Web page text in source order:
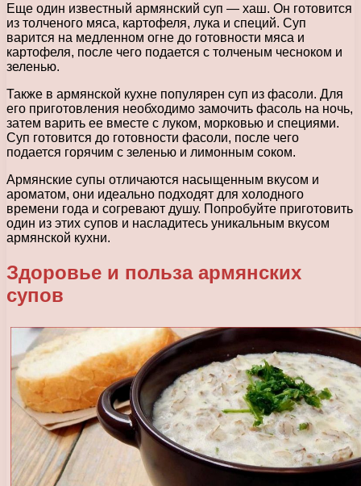
Еще один известный армянский суп — хаш. Он готовится
из толченого мяса, картофеля, лука и специй. Суп
варится на медленном огне до готовности мяса и
картофеля, после чего подается с толченым чесноком и
зеленью.
Также в армянской кухне популярен суп из фасоли. Для
его приготовления необходимо замочить фасоль на ночь,
затем варить ее вместе с луком, морковью и специями.
Суп готовится до готовности фасоли, после чего
подается горячим с зеленью и лимонным соком.
Армянские супы отличаются насыщенным вкусом и
ароматом, они идеально подходят для холодного
времени года и согревают душу. Попробуйте приготовить
один из этих супов и насладитесь уникальным вкусом
армянской кухни.
Здоровье и польза армянских
супов